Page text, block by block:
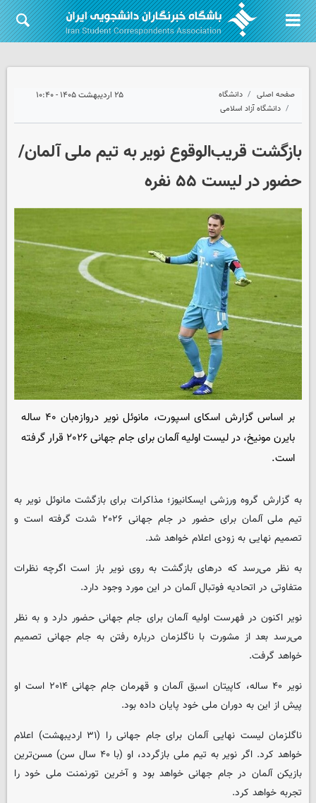
صفحه اصلی
دانشگاه
دانشگاه آزاد اسلامی
۲۵ اردیبهشت ۱۴۰۵ - ۱۰:۴۰
بازگشت قریب‌الوقوع نویر به تیم ملی آلمان/
حضور در لیست ۵۵ نفره
بر اساس گزارش اسکای اسپورت، مانوئل نویر دروازه‌بان ۴۰ ساله
بایرن مونیخ، در لیست اولیه آلمان برای جام جهانی ۲۰۲۶ قرار گرفته
است.
به گزارش گروه ورزشی ایسکانیوز؛ مذاکرات برای بازگشت مانوئل نویر به
تیم ملی آلمان برای حضور در جام جهانی ۲۰۲۶ شدت گرفته است و
تصمیم نهایی به زودی اعلام خواهد شد.
به نظر می‌رسد که درهای بازگشت به روی نویر باز است اگرچه نظرات
متفاوتی در اتحادیه فوتبال آلمان در این مورد وجود دارد.
نویر اکنون در فهرست اولیه آلمان برای جام جهانی حضور دارد و به نظر
می‌رسد بعد از مشورت با ناگلزمان درباره رفتن به جام جهانی تصمیم
خواهد گرفت.
نویر ۴۰ ساله، کاپیتان اسبق آلمان و قهرمان جام جهانی ۲۰۱۴ است او
پیش از این به دوران ملی خود پایان داده بود.
ناگلزمان لیست نهایی آلمان برای جام جهانی را (۳۱ اردیبهشت) اعلام
خواهد کرد. اگر نویر به تیم ملی بازگردد، او (با ۴۰ سال سن) مسن‌ترین
بازیکن آلمان در جام جهانی خواهد بود و آخرین تورنمنت ملی خود را
تجربه خواهد کرد.